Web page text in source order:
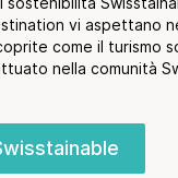
vi aspettano
come il turismo
nella comunità